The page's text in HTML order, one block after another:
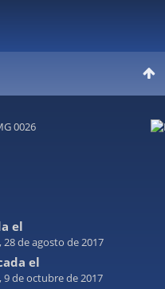
el
28 de agosto de 2017
el
9 de octubre de 2017